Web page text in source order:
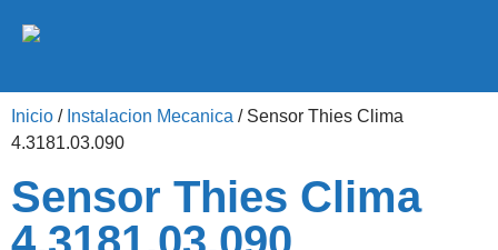
Inicio / Instalacion Mecanica / Sensor Thies Clima
4.3181.03.090
Sensor Thies Clima